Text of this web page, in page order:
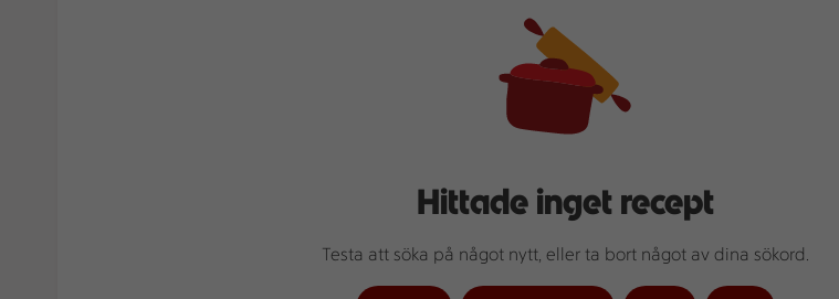
Hittade inget recept
Testa att söka på något nytt, eller ta bort något av dina sökord.